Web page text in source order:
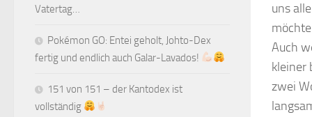
uns
Auch
kleiner
zwei
Vatertag…
Pokémon GO: Entei geholt, Johto-Dex
fertig und endlich auch Galar-Lavados!
151 von 151 – der Kantodex ist
vollständig